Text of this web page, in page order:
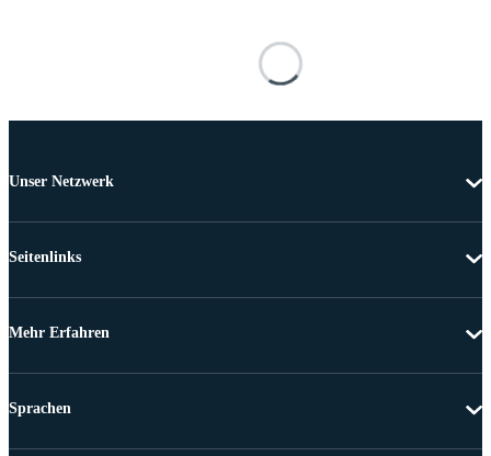
Unser Netzwerk
Seitenlinks
Mehr Erfahren
Sprachen